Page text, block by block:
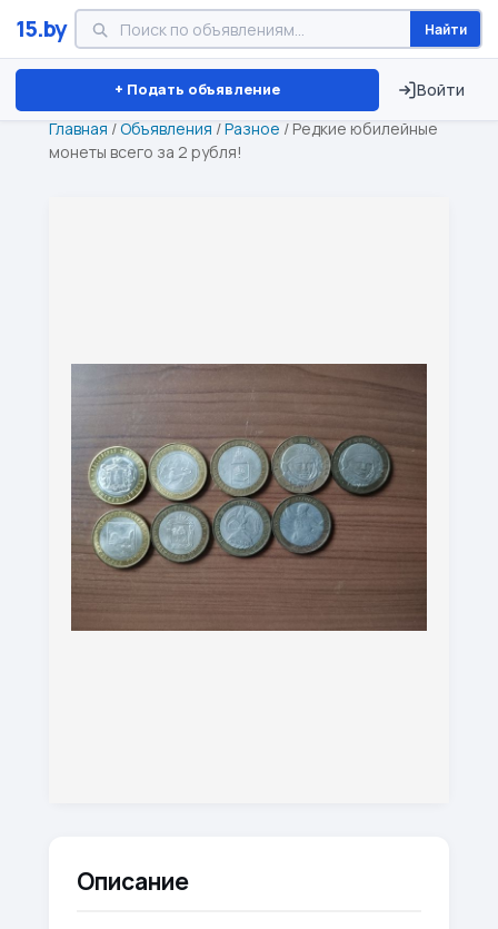
15.by Найти
+ Подать объявление Войти
Минск Витебск Брест ⏱ ТОЛЬКО 15 ДНЕЙ
Главная /Объявления /Разное / Редкие юбилейные
монеты всего за 2 рубля!
Описание